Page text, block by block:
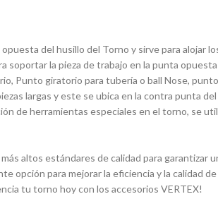
del husillo del Torno y sirve para alojar
la pieza de trabajo en la punta
Punto giratorio para tuberí­a o ball Nose,
largas y este se ubica en la contra punta
de herramientas especiales en el torno, se
altos estándares de calidad para garantizar
opción para mejorar la eficiencia y la calidad
tu torno hoy con los accesorios VERTEX!